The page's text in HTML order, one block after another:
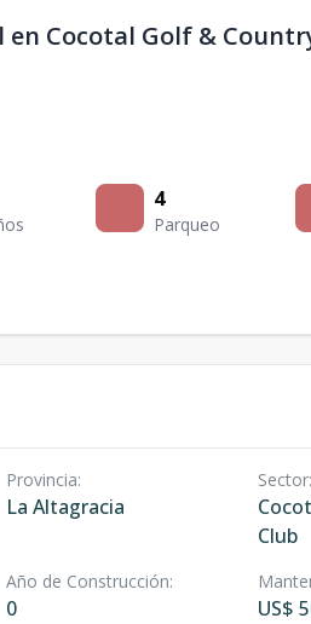
Cocotal Golf &
4
Parqueo
Provincia:
La Altagracia
Sector:
Club
Año de Construcción:
0 US$